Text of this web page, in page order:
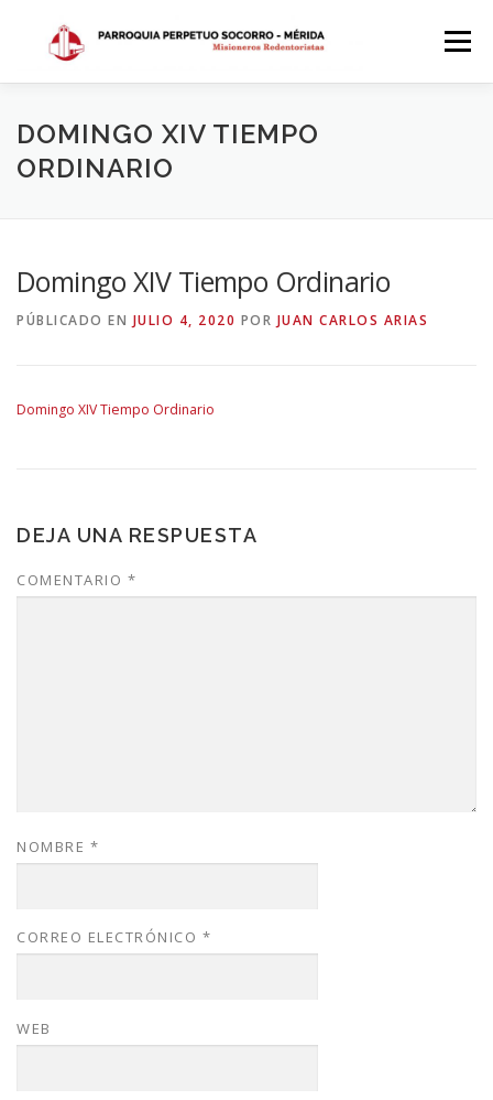
contenido
Menú
INICIO DÓNDE ESTAMOS HISTORIA
SACRAMENTOS CALENDARIO PARROQUIAL 2024
DOMINGO XIV TIEMPO
ORDINARIO
Domingo XIV Tiempo Ordinario
PÚBLICADO EN JULIO 4, 2020 POR JUAN CARLOS ARIAS
Domingo XIV Tiempo Ordinario
DEJA UNA RESPUESTA
COMENTARIO *
NOMBRE *
CORREO ELECTRÓNICO *
WEB